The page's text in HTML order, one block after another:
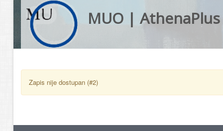
MUO | AthenaPlus
Zapis nije dostupan (#2)